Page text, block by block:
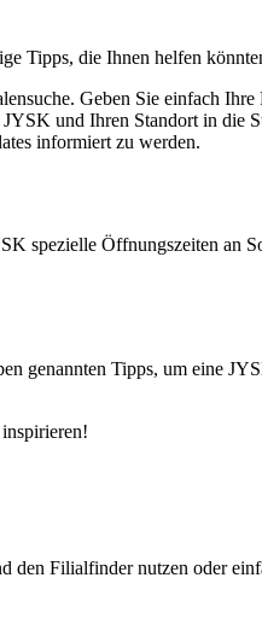
Tipps, die Ihnen helfen
Geben Sie einfach
und Ihren Standort in die
informiert zu werden.
spezielle Öffnungszeiten an
genannten Tipps, um eine
Filialfinder nutzen oder